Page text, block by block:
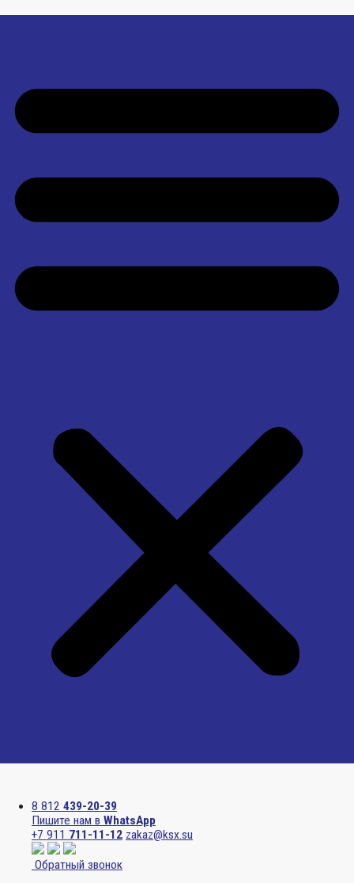
8 812 439-20-39
Пишите нам в WhatsApp
+7 911 711-11-12 zakaz@ksx.su
Обратный звонок